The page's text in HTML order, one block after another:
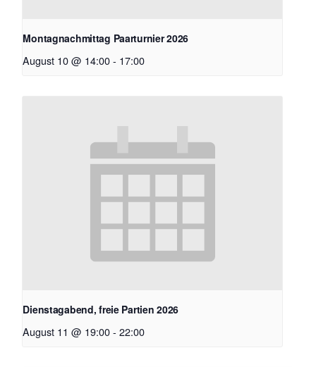
Montagnachmittag Paarturnier 2026
August 10 @ 14:00 - 17:00
Dienstagabend, freie Partien 2026
August 11 @ 19:00 - 22:00